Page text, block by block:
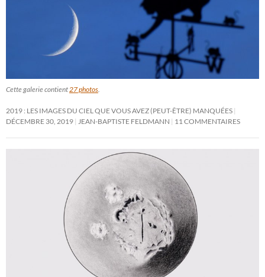
Cette galerie contient27 photos.
2019 : LES IMAGES DU CIEL QUE VOUS AVEZ (PEUT-ÊTRE) MANQUÉES
DÉCEMBRE 30, 2019 JEAN-BAPTISTE FELDMANN 11 COMMENTAIRES